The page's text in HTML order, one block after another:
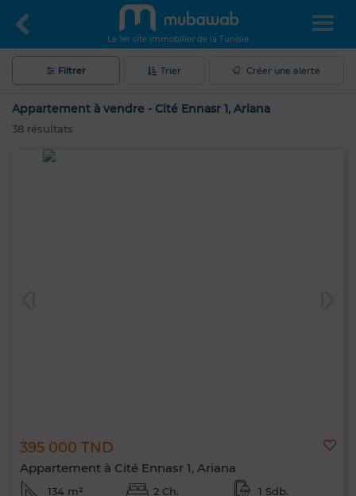
Le 1er site immobilier de la Tunisie
Filtrer Trier Créer une alerte
Appartement à vendre - Cité Ennasr 1, Ariana
38 résultats
395 000 TND
Appartement à Cité Ennasr 1, Ariana
134 m² 2 Ch. 1 Sdb.